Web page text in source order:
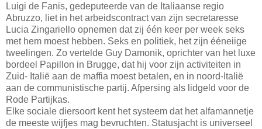
Luigi de Fanis, gedeputeerde van de Italiaanse regio
Abruzzo, liet in het arbeidscontract van zijn secretaresse
Lucia Zingariello opnemen dat zij één keer per week seks
met hem moest hebben. Seks en politiek, het zijn ééneiige
tweelingen. Zo vertelde Guy Damonik, oprichter van het luxe
bordeel Papillon in Brugge, dat hij voor zijn activiteiten in
Zuid- Italië aan de maffia moest betalen, en in noord-Italië
aan de communistische partij. Afpersing als lidgeld voor de
Rode Partijkas.
Elke sociale diersoort kent het systeem dat het alfamannetje
de meeste wijfjes mag bevruchten. Statusjacht is universeel